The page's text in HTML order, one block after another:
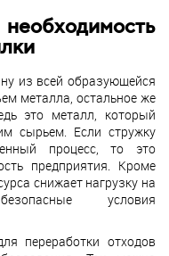
из всей образующейся
металла, остальное же
это металл, который
сырьем. Если стружку
процесс, то это
предприятия. Кроме
снижает нагрузку на
условия
переработки отходов